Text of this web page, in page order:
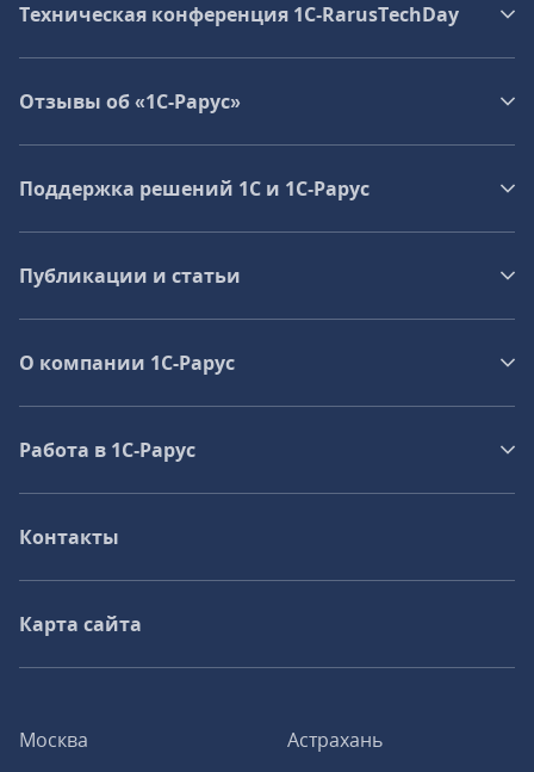
Москва
Астрахань
Техническая конференция 1C‑RarusTechDay
Отзывы об «1С-Рарус»
Поддержка решений 1С и 1С‑Рарус
Публикации и статьи
О компании 1C-Рарус
Работа в 1С‑Рарус
Контакты
Карта сайта